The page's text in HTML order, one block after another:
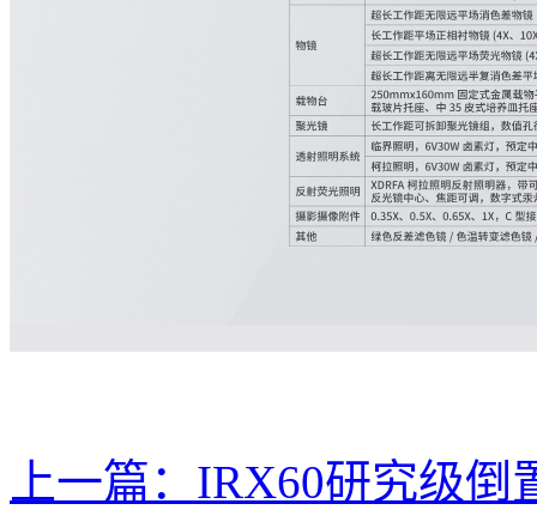
上一篇： IRX60研究级倒